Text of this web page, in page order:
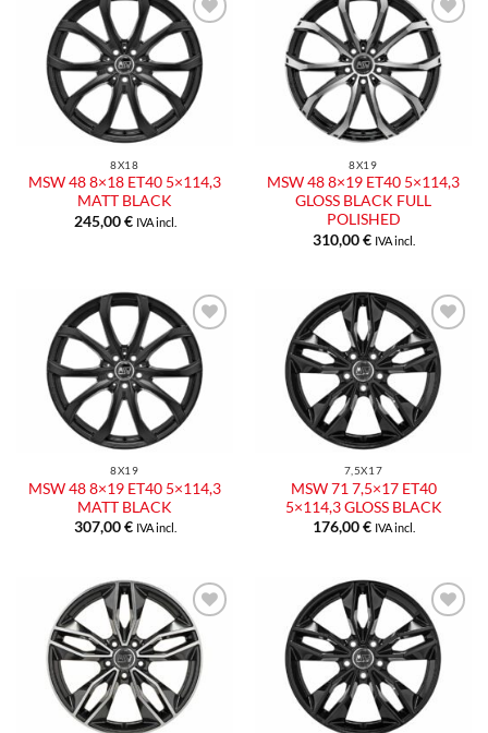
Aggiungi
alla lista
dei
desideri
8X18
MSW 48 8×18 ET40 5×114,3
MATT BLACK
245,00€ IVA incl.
Aggiungi
alla lista
dei
desideri
8X19
MSW 48 8×19 ET40 5×114,3
GLOSS BLACK FULL
POLISHED
310,00€ IVA incl.
Aggiungi
alla lista
dei
desideri
8X19
MSW 48 8×19 ET40 5×114,3
MATT BLACK
307,00€ IVA incl.
Aggiungi
alla lista
dei
desideri
7,5X17
MSW 71 7,5×17 ET40
5×114,3 GLOSS BLACK
176,00€ IVA incl.
Aggiungi
alla lista
dei
desideri
Aggiungi
alla lista
dei
desideri